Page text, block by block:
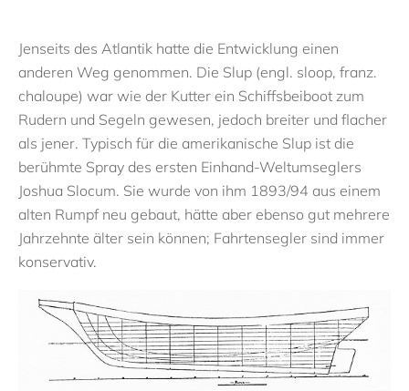
Jenseits des Atlantik hatte die Entwicklung einen
anderen Weg genommen. Die Slup (engl. sloop, franz.
chaloupe) war wie der Kutter ein Schiffsbeiboot zum
Rudern und Segeln gewesen, jedoch breiter und flacher
als jener. Typisch für die amerikanische Slup ist die
berühmte Spray des ersten Einhand-Weltumseglers
Joshua Slocum. Sie wurde von ihm 1893/94 aus einem
alten Rumpf neu gebaut, hätte aber ebenso gut mehrere
Jahrzehnte älter sein können; Fahrtensegler sind immer
konservativ.